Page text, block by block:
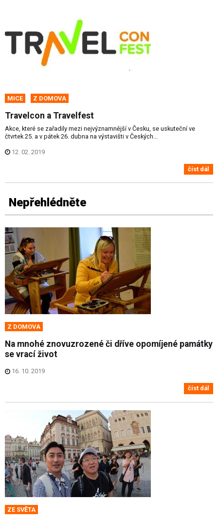
MICE Z DOMOVA
Travelcon a Travelfest
Akce, které se zařadily mezi nejvýznamnější v Česku, se uskuteční ve
čtvrtek 25. a v pátek 26. dubna na výstavišti v Českých...
12. 02. 2019
číst dál
Nepřehlédněte
Z DOMOVA
Na mnohé znovuzrozené či dříve opomíjené památky
se vrací život
16. 10. 2019
číst dál
ZE SVĚTA